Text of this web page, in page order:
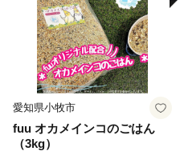
愛知県小牧市
fuu オカメインコのごはん
（3kg）